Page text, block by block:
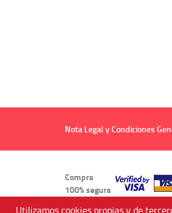
Nota Legal y Condiciones
Compra
100% segura
Utilizamos cookies propias y de